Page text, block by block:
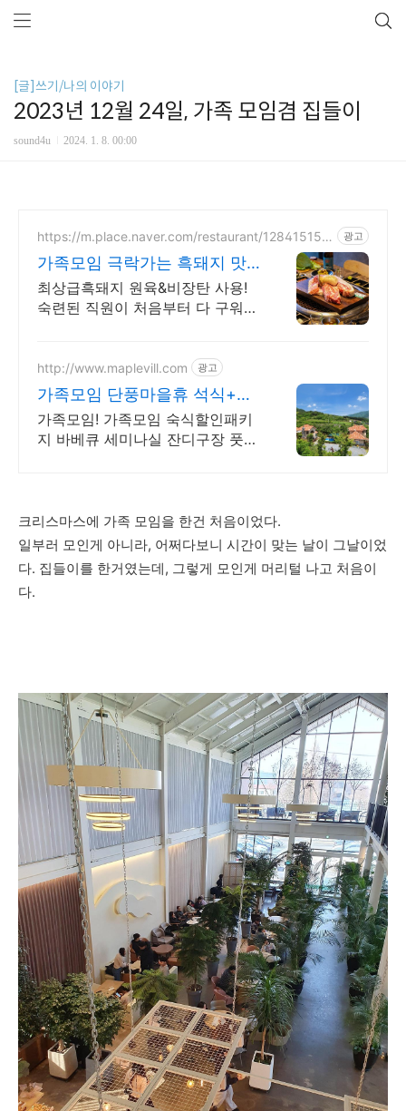
[글]쓰기/나의 이야기
2023년 12월 24일, 가족 모임겸 집들이
sound4u 2024. 1. 8. 00:00
https://m.place.naver.com/restaurant/128415154
광고
가족모임 극락가는 흑돼지 맛
연예인방문도 흔한 노형찐맛집
최상급흑돼지 원육&비장탄 사용!
숙련된 직원이 처음부터 다 구워주
돼지를 먹을수있는 제주공항근처
맛집
http://www.maplevill.com 광고
가족모임 단풍마을휴 석식+숙
박+조식의 풀패키지!
가족모임! 가족모임 숙식할인패키
지 바베큐 세미나실 잔디구장 풋살
크리스마스에 가족 모임을 한건 처음이었다.
일부러 모인게 아니라, 어쩌다보니 시간이 맞는 날이 그날이었
다. 집들이를 한거였는데, 그렇게 모인게 머리털 나고 처음이
다.